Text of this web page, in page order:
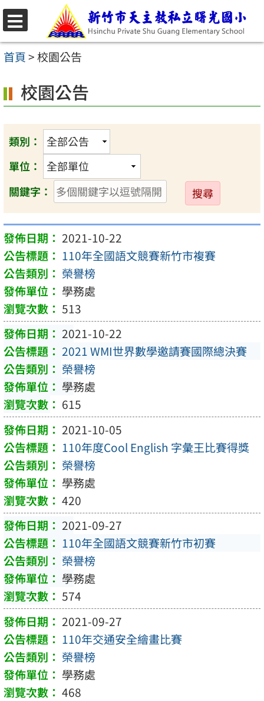
跳
至
主
內
容
選
單
首頁>校園公告
校園公告
類別：
單位：
關鍵字：
送
出
2021-10-22
110年全國語文競賽新竹市複賽
榮譽榜
學務處
513
2021-10-22
2021 WMI世界數學邀請賽國際總決賽
榮譽榜
學務處
615
2021-10-05
110年度Cool English 字彙王比賽得獎
榮譽榜
學務處
420
2021-09-27
110年全國語文競賽新竹市初賽
榮譽榜
學務處
574
2021-09-27
110年交通安全繪畫比賽
榮譽榜
學務處
468